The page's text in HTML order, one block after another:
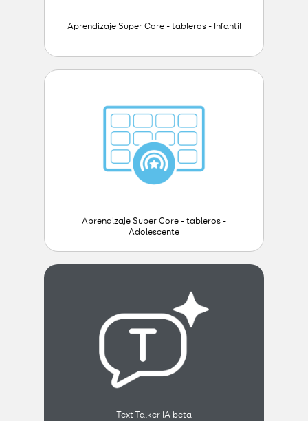
Aprendizaje Super Core - tableros - Infantil
Aprendizaje Super Core - tableros -
Adolescente
Text Talker IA beta